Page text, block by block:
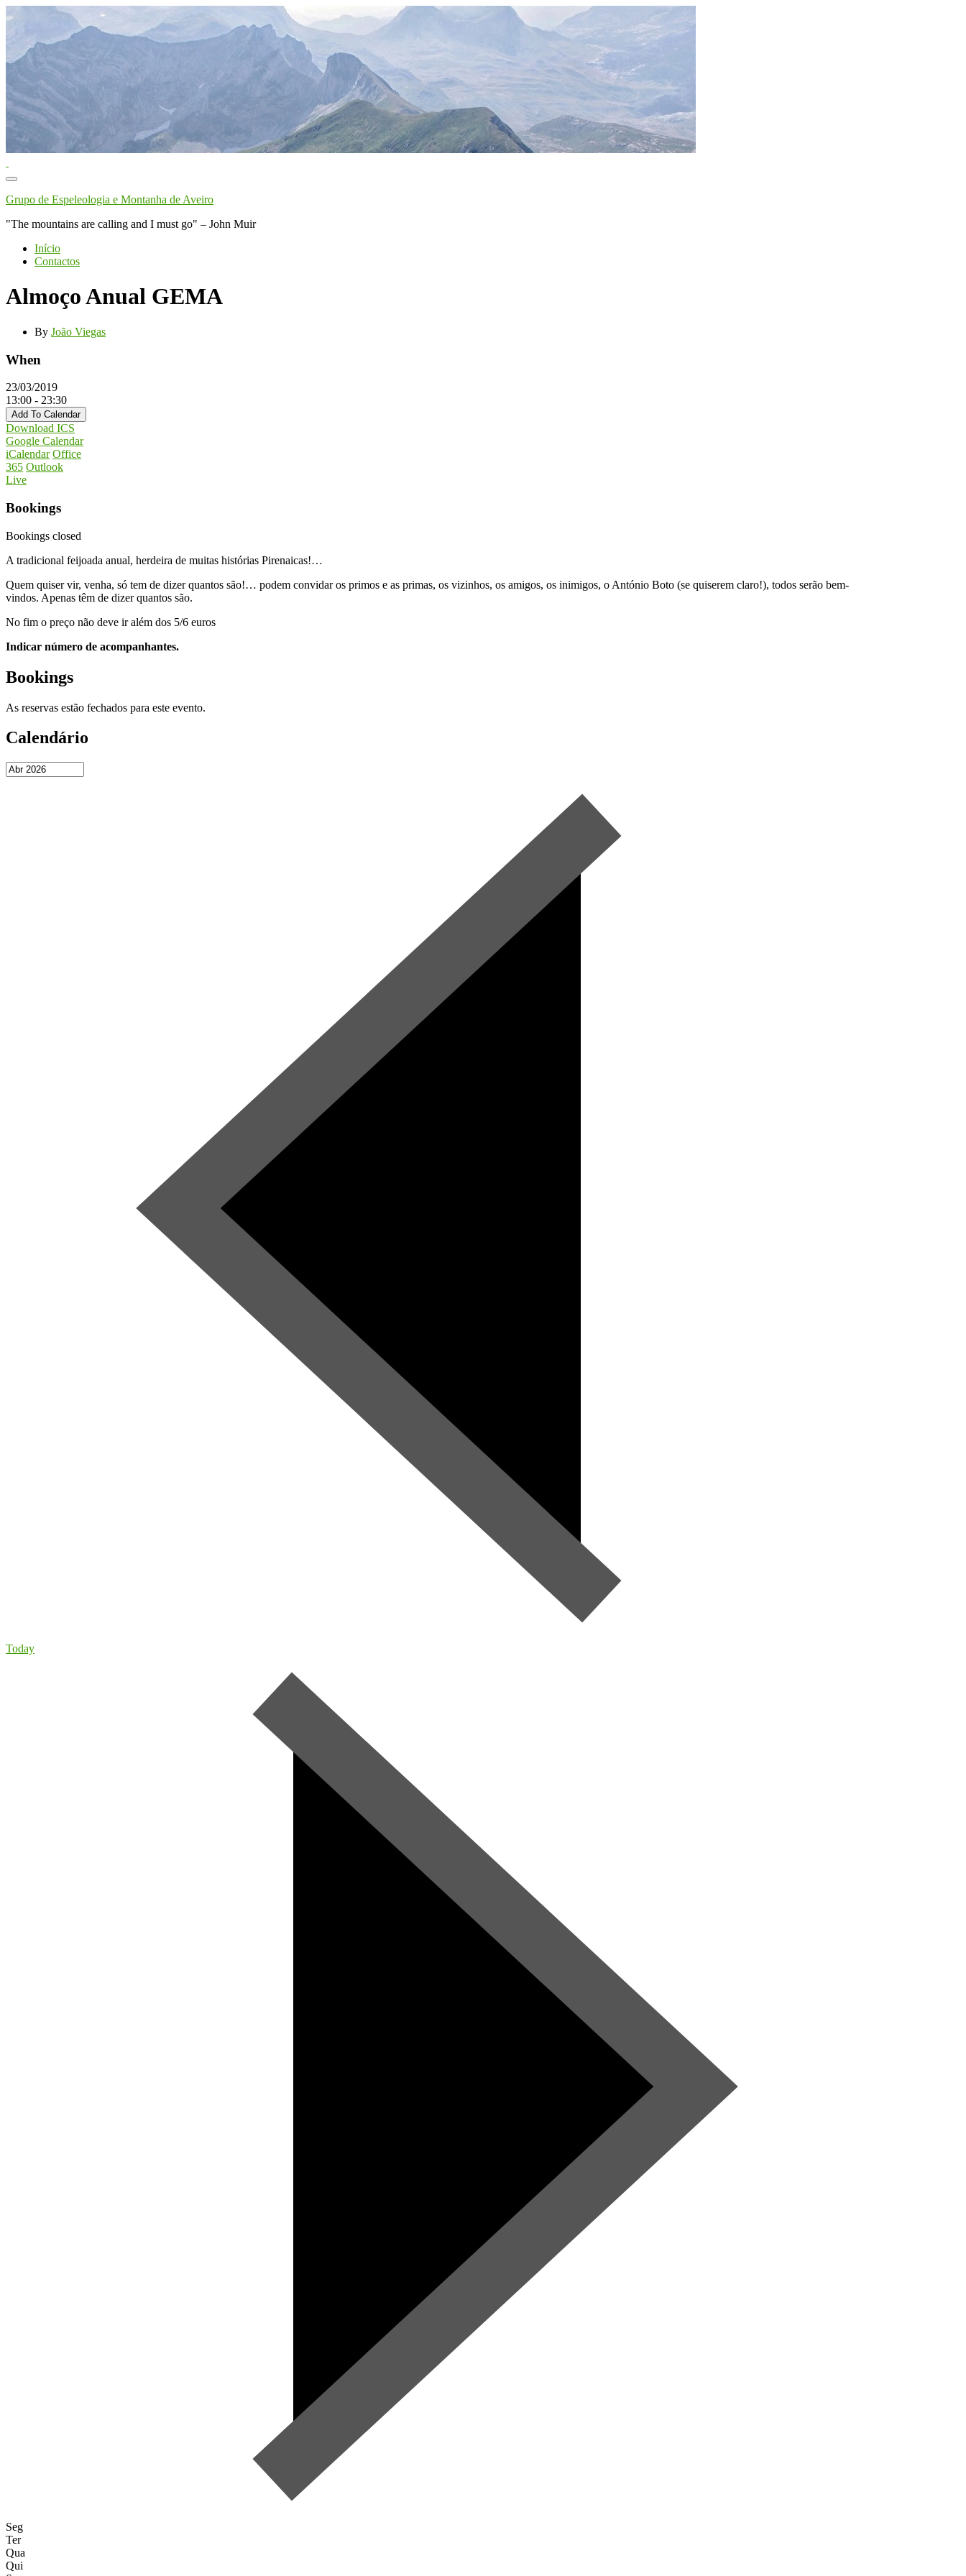
Toggle
navigation
Grupo de Espeleologia e Montanha de Aveiro
"The mountains are calling and I must go" – John Muir
Início
Contactos
Almoço Anual GEMA
By João Viegas
When
23/03/2019
13:00 - 23:30
Add To Calendar
Download ICS
Google Calendar
iCalendar Office
365 Outlook
Live
Bookings
Bookings closed
A tradicional feijoada anual, herdeira de muitas histórias Pirenaicas!…
Quem quiser vir, venha, só tem de dizer quantos são!… podem convidar os primos e as primas, os vizinhos, os amigos, os inimigos, o António Boto (se quiserem claro!), todos serão bem-
vindos. Apenas têm de dizer quantos são.
No fim o preço não deve ir além dos 5/6 euros
Indicar número de acompanhantes.
Bookings
As reservas estão fechados para este evento.
Calendário
Today
Seg
Ter
Qua
Qui